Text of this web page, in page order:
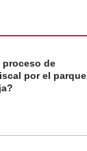
proceso de
por el parque